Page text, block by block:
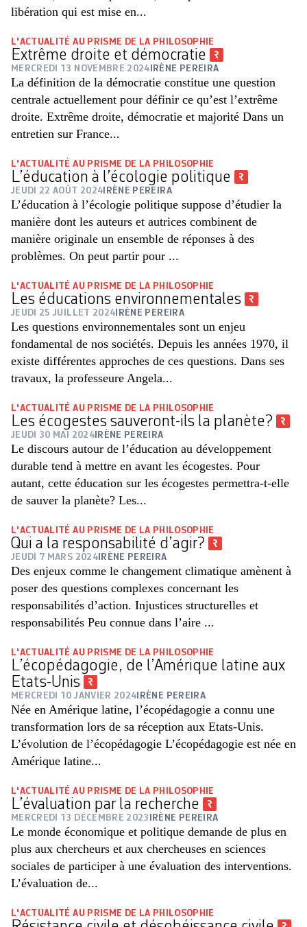
libération qui est mise en...
L'ACTUALITÉ AU PRISME DE LA PHILOSOPHIE
Extrême droite et démocratie
MERCREDI 13 NOVEMBRE 2024 IRÈNE PEREIRA
La définition de la démocratie constitue une question
centrale actuellement pour définir ce qu’est l’extrême
droite. Extrême droite, démocratie et majorité Dans un
entretien sur France...
L'ACTUALITÉ AU PRISME DE LA PHILOSOPHIE
L’éducation à l’écologie politique
JEUDI 22 AOÛT 2024 IRÈNE PEREIRA
L’éducation à l’écologie politique suppose d’étudier la
manière dont les auteurs et autrices combinent de
manière originale un ensemble de réponses à des
problèmes. On peut partir pour ...
L'ACTUALITÉ AU PRISME DE LA PHILOSOPHIE
Les éducations environnementales
JEUDI 25 JUILLET 2024 IRÈNE PEREIRA
Les questions environnementales sont un enjeu
fondamental de nos sociétés. Depuis les années 1970, il
existe différentes approches de ces questions. Dans ses
travaux, la professeure Angela...
L'ACTUALITÉ AU PRISME DE LA PHILOSOPHIE
Les écogestes sauveront-ils la planète?
JEUDI 30 MAI 2024IRÈNE PEREIRA
Le discours autour de l’éducation au développement
durable tend à mettre en avant les écogestes. Pour
autant, cette éducation sur les écogestes permettra-t-elle
de sauver la planète? Les...
L'ACTUALITÉ AU PRISME DE LA PHILOSOPHIE
Qui a la responsabilité d’agir?
JEUDI 7 MARS 2024IRÈNE PEREIRA
Des enjeux comme le changement climatique amènent à
poser des questions complexes concernant les
responsabilités d’action. Injustices structurelles et
responsabilités Peu connue dans l’aire ...
L'ACTUALITÉ AU PRISME DE LA PHILOSOPHIE
L’écopédagogie, de l’Amérique latine aux
Etats-Unis
MERCREDI 10 JANVIER 2024 IRÈNE PEREIRA
Née en Amérique latine, l’écopédagogie a connu une
transformation lors de sa réception aux Etats-Unis.
L’évolution de l’écopédagogie L’écopédagogie est née en
Amérique latine...
L'ACTUALITÉ AU PRISME DE LA PHILOSOPHIE
L’évaluation par la recherche
MERCREDI 13 DÉCEMBRE 2023 IRÈNE PEREIRA
Le monde économique et politique demande de plus en
plus aux chercheurs et aux chercheuses en sciences
sociales de participer à une évaluation des interventions.
L’évaluation de...
L'ACTUALITÉ AU PRISME DE LA PHILOSOPHIE